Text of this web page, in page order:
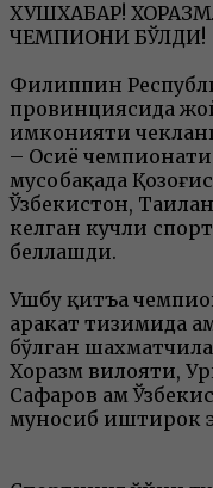
ХУШХАБАР!
ЧЕМПИОНИ БЎЛДИ!
Филиппин
провинциясида
имконияти
– Осиё
мусобақада
Ўзбекистон,
келган кучли
беллашди.
Ушбу қитъа
ҳаракат тизимида
бўлган
Хоразм вилояти,
Сафаров ҳам
муносиб иштирок